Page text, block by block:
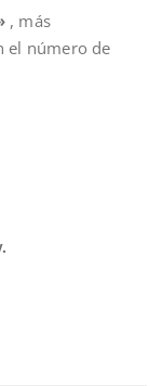
, más
el número de